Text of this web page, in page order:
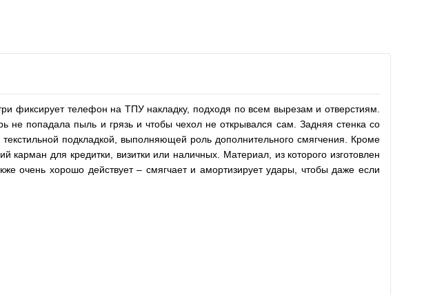
фиксирует телефон на ТПУ накладку, подходя по всем вырезам и отверстиям.
попадала пыль и грязь и чтобы чехол не открывался сам. Задняя стенка со
подкладкой, выполняющей роль дополнительного смягчения. Кроме
для кредитки, визитки или наличных. Материал, из которого изготовлен
очень хорошо действует – смягчает и амортизирует удары, чтобы даже если